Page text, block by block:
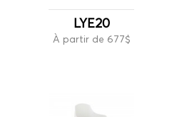
LYE20
À partir de 677$